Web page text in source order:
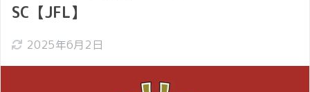
SC【JFL】
2025年6月2日